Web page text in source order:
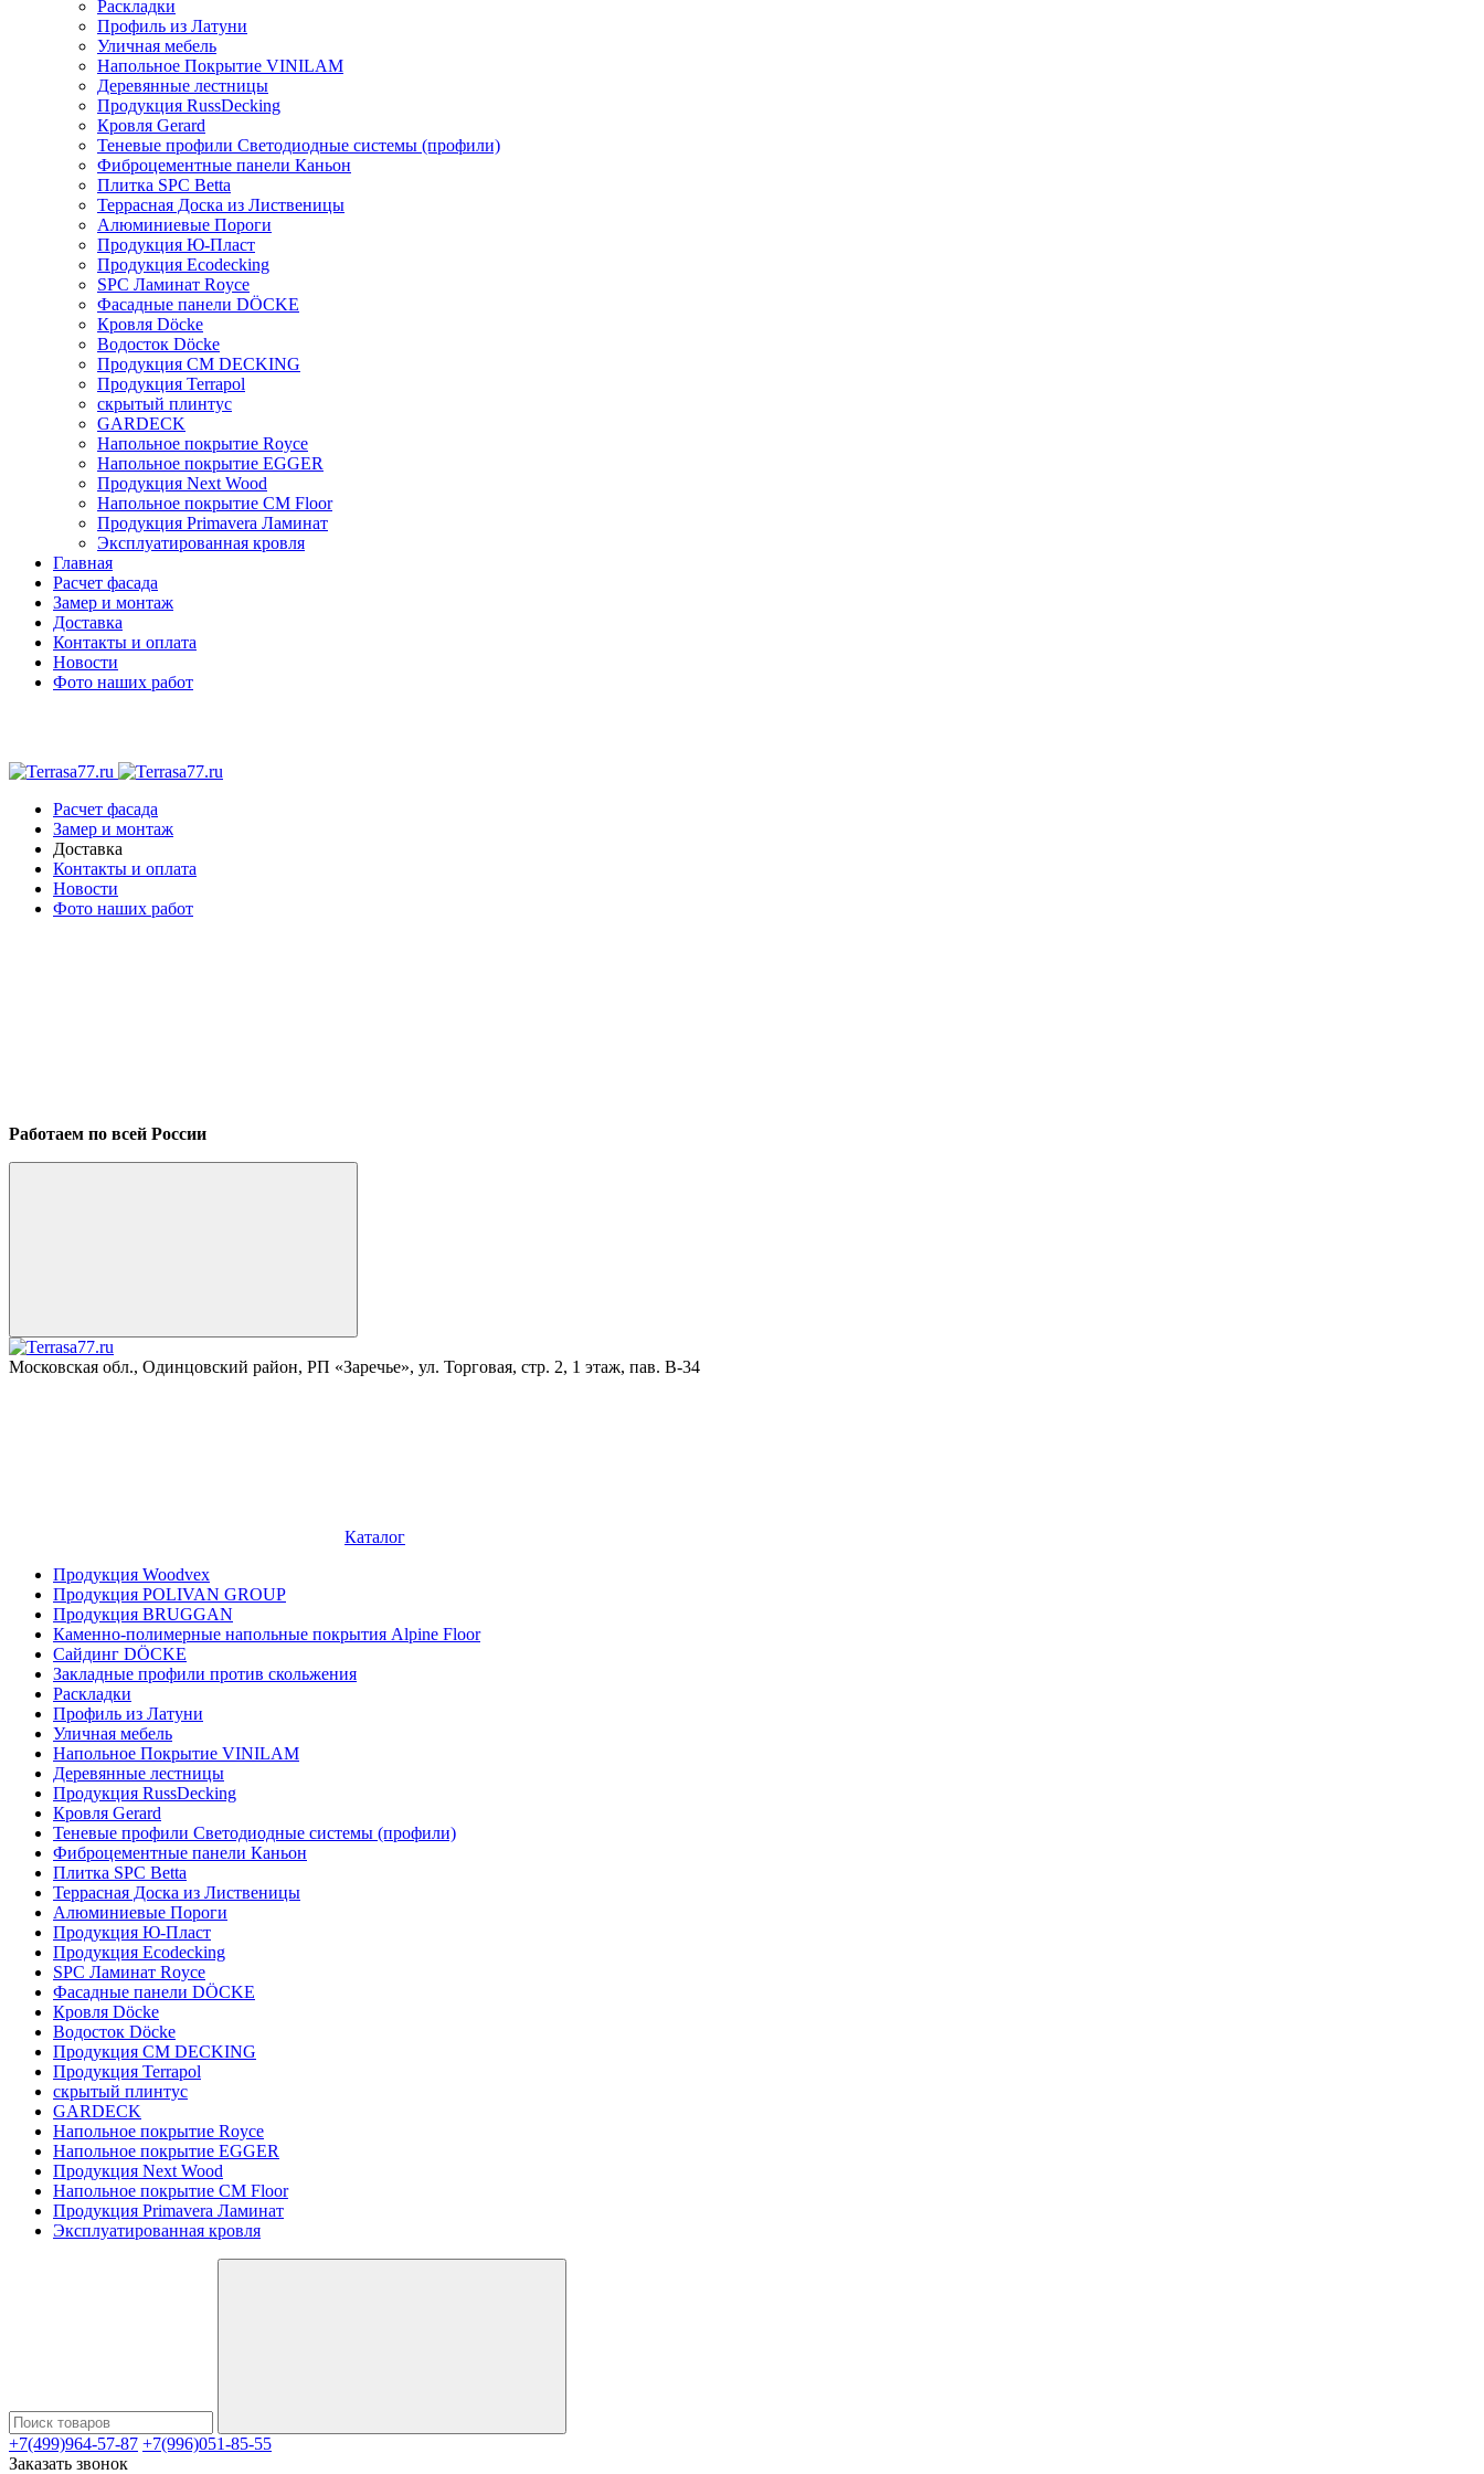
Раскладки
Профиль из Латуни
Уличная мебель
Напольное Покрытие VINILAM
Деревянные лестницы
Продукция RussDecking
Кровля Gerard
Теневые профили Светодиодные системы (профили)
Фиброцементные панели Каньон
Плитка SPC Betta
Террасная Доска из Лиственицы
Алюминиевые Пороги
Продукция Ю-Пласт
Продукция Ecodecking
SPC Ламинат Royce
Фасадные панели DÖCKE
Кровля Döcke
Водосток Döcke
Продукция CM DECKING
Продукция Terrapol
скрытый плинтус
GARDECK
Напольное покрытие Royce
Напольное покрытие EGGER
Продукция Next Wood
Напольное покрытие CM Floor
Продукция Primavera Ламинат
Эксплуатированная кровля
Главная
Расчет фасада
Замер и монтаж
Доставка
Контакты и оплата
Новости
Фото наших работ
Расчет фасада
Замер и монтаж
Доставка
Контакты и оплата
Новости
Фото наших работ
Работаем по всей России
Московская обл., Одинцовский район, РП «Заречье», ул. Торговая, стр. 2, 1 этаж, пав. B-34
Каталог
Продукция Woodvex
Продукция POLIVAN GROUP
Продукция BRUGGAN
Каменно-полимерные напольные покрытия Alpine Floor
Сайдинг DÖCKE
Закладные профили против скольжения
Раскладки
Профиль из Латуни
Уличная мебель
Напольное Покрытие VINILAM
Деревянные лестницы
Продукция RussDecking
Кровля Gerard
Теневые профили Светодиодные системы (профили)
Фиброцементные панели Каньон
Плитка SPC Betta
Террасная Доска из Лиственицы
Алюминиевые Пороги
Продукция Ю-Пласт
Продукция Ecodecking
SPC Ламинат Royce
Фасадные панели DÖCKE
Кровля Döcke
Водосток Döcke
Продукция CM DECKING
Продукция Terrapol
скрытый плинтус
GARDECK
Напольное покрытие Royce
Напольное покрытие EGGER
Продукция Next Wood
Напольное покрытие CM Floor
Продукция Primavera Ламинат
Эксплуатированная кровля
+7(499)964-57-87 +7(996)051-85-55
Заказать звонок